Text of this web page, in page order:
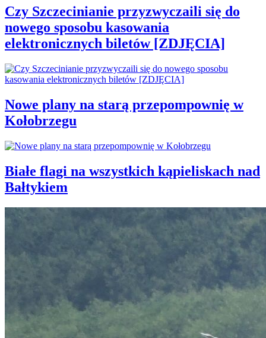
Czy Szczecinianie przyzwyczaili się do
nowego sposobu kasowania
elektronicznych biletów [ZDJĘCIA]
Nowe plany na starą przepompownię w
Kołobrzegu
Białe flagi na wszystkich kąpieliskach nad
Bałtykiem